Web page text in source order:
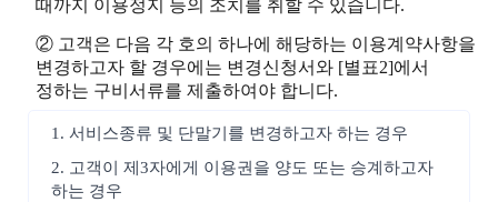
때까지 이용정지 등의 조치를 취할 수 있습니다.
② 고객은 다음 각 호의 하나에 해당하는 이용계약사항을
변경하고자 할 경우에는 변경신청서와 [별표2]에서
정하는 구비서류를 제출하여야 합니다.
1. 서비스종류 및 단말기를 변경하고자 하는 경우
2. 고객이 제3자에게 이용권을 양도 또는 승계하고자
하는 경우